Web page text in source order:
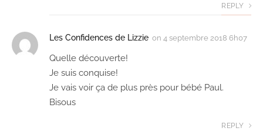
REPLY
Les Confidences de Lizzie on 4 septembre 2018 6h07
Quelle découverte!
Je suis conquise!
Je vais voir ça de plus près pour bébé Paul.
Bisous
REPLY